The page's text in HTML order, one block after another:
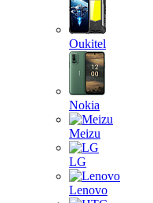
Oukitel
Nokia
Meizu
LG
Lenovo